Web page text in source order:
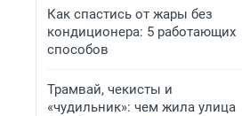
Как спастись от жары без
кондиционера: 5 работающих
способов
Трамвай, чекисты и
«чудильник»: чем жила улица